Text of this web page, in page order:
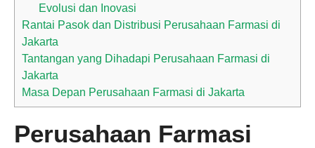
Evolusi dan Inovasi
Rantai Pasok dan Distribusi Perusahaan Farmasi di
Jakarta
Tantangan yang Dihadapi Perusahaan Farmasi di
Jakarta
Masa Depan Perusahaan Farmasi di Jakarta
Perusahaan Farmasi